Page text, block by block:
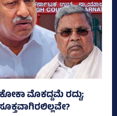
ಮೊಕದ್ದಮೆ ರದ್ದು;